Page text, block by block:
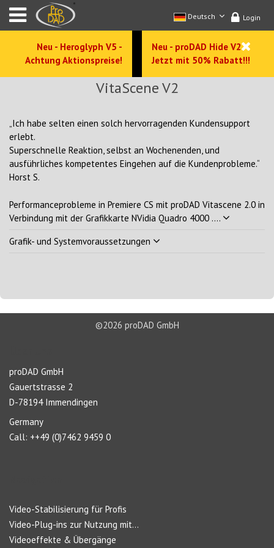
Login
Deutsch
Neu - Heroglyph V5 -
Achtung Aktionspreise!
Neu - proDAD Hide V2 -
Jetzt mit 50% Rabatt!!!
VitaScene V2
„Ich habe selten einen solch hervorragenden Kundensupport
erlebt.
Superschnelle Reaktion, selbst an Wochenenden, und
ausführliches kompetentes Eingehen auf die Kundenprobleme.“
Horst S.
Performanceprobleme in Premiere CS mit proDAD Vitascene 2.0 in
Verbindung mit der Grafikkarte NVidia Quadro 4000 ....
Grafik- und Systemvoraussetzungen
©2026 proDAD GmbH
proDAD GmbH
Gauertstrasse 2
D-78194 Immendingen
Germany
Call: ++49 (0)7462 9459 0
Video-Stabilisierung für Profis
Video-Plug-ins zur Nutzung mit...
Videoeffekte & Übergänge